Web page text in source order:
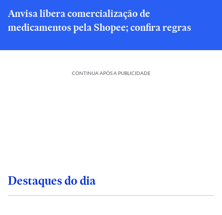
Anvisa libera comercialização de
medicamentos pela Shopee; confira regras
CONTINUA APÓS A PUBLICIDADE
Destaques do dia